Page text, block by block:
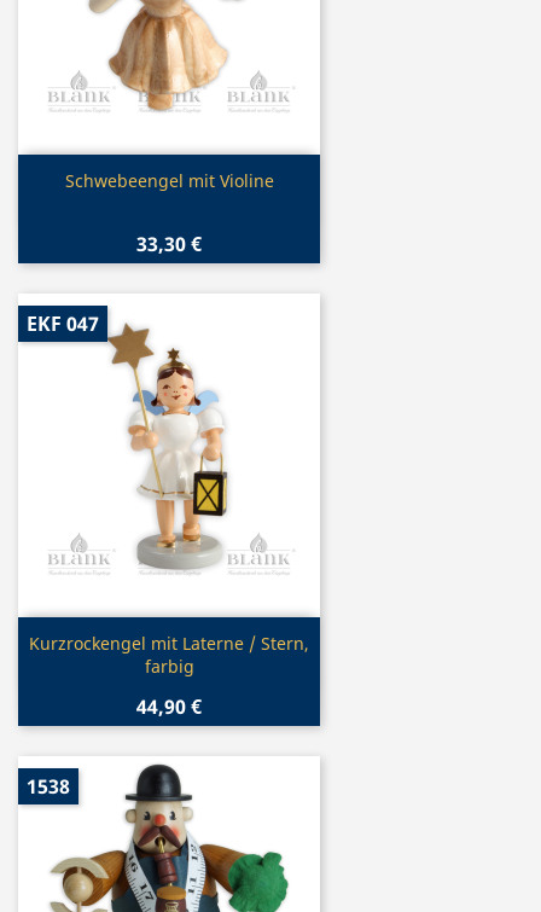
Vorschau
Schwebeengel mit Violine
33,30 €
Vorschau
Kurzrockengel mit Laterne / Stern,
farbig
44,90 €
EKF 047
1538